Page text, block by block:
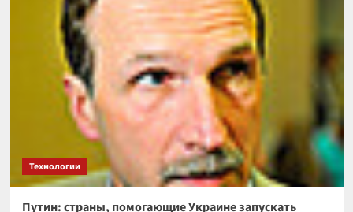
Технологии
Путин: страны, помогающие Украине запускать